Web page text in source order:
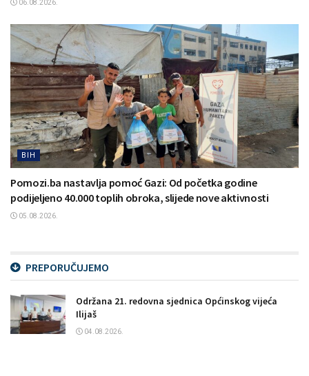
06.08.2026.
BIH
Pomozi.ba nastavlja pomoć Gazi: Od početka godine
podijeljeno 40.000 toplih obroka, slijede nove aktivnosti
05.08.2026.
PREPORUČUJEMO
Održana 21. redovna sjednica Općinskog vijeća
Ilijaš
04.08.2026.